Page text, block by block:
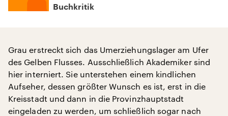
Buchkritik
Grau erstreckt sich das Umerziehungslager am Ufer
des Gelben Flusses. Ausschließlich Akademiker sind
hier interniert. Sie unterstehen einem kindlichen
Aufseher, dessen größter Wunsch es ist, erst in die
Kreisstadt und dann in die Provinzhauptstadt
eingeladen zu werden, um schließlich sogar nach